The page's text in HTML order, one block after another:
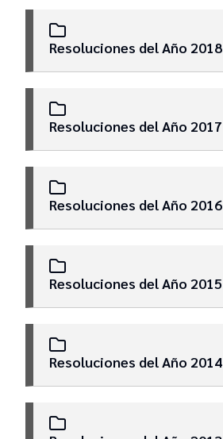
Resoluciones del Año 2018
Resoluciones del Año 2017
Resoluciones del Año 2016
Resoluciones del Año 2015
Resoluciones del Año 2014